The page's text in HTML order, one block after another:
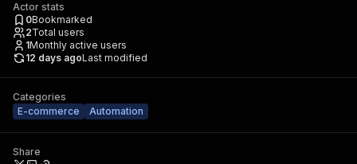
Actor stats
0Bookmarked
2Total users
1Monthly active users
12 days agoLast modified
Categories
E-commerce
Automation
Share